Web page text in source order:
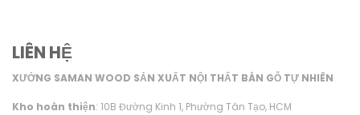
LIÊN HỆ
XƯỞNG SAMAN WOOD SẢN XUẤT NỘI THẤT BÀN GỖ TỰ NHIÊN
Kho hoàn thiện: 10B Đường Kinh 1, Phường Tân Tạo, HCM